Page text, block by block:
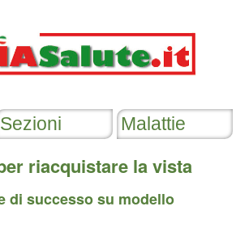
riacquistare la vista
di successo su modello